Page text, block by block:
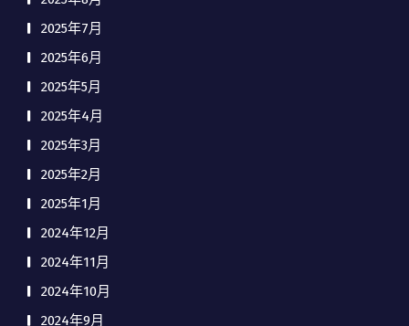
2025年7月
2025年6月
2025年5月
2025年4月
2025年3月
2025年2月
2025年1月
2024年12月
2024年11月
2024年10月
2024年9月